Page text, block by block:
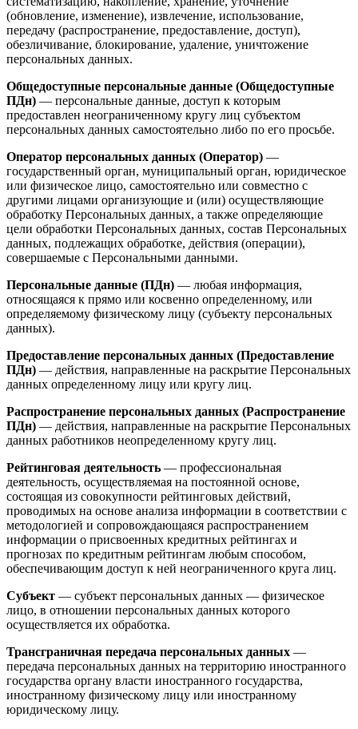
(обновление, изменение), извлечение, использование,
передачу (распространение, предоставление, доступ),
обезличивание, блокирование, удаление, уничтожение
персональных данных.
Общедоступные персональные данные (Общедоступные
ПДн) — персональные данные, доступ к которым
предоставлен неограниченному кругу лиц субъектом
персональных данных самостоятельно либо по его просьбе.
Оператор персональных данных (Оператор) —
государственный орган, муниципальный орган, юридическое
или физическое лицо, самостоятельно или совместно с
другими лицами организующие и (или) осуществляющие
обработку Персональных данных, а также определяющие
цели обработки Персональных данных, состав Персональных
данных, подлежащих обработке, действия (операции),
совершаемые с Персональными данными.
Персональные данные (ПДн) — любая информация,
относящаяся к прямо или косвенно определенному, или
определяемому физическому лицу (субъекту персональных
данных).
Предоставление персональных данных (Предоставление
ПДн) — действия, направленные на раскрытие Персональных
данных определенному лицу или кругу лиц.
Распространение персональных данных (Распространение
ПДн) — действия, направленные на раскрытие Персональных
данных работников неопределенному кругу лиц.
Рейтинговая деятельность — профессиональная
деятельность, осуществляемая на постоянной основе,
состоящая из совокупности рейтинговых действий,
проводимых на основе анализа информации в соответствии с
методологией и сопровождающаяся распространением
информации о присвоенных кредитных рейтингах и
прогнозах по кредитным рейтингам любым способом,
обеспечивающим доступ к ней неограниченного круга лиц.
Субъект — субъект персональных данных — физическое
лицо, в отношении персональных данных которого
осуществляется их обработка.
Трансграничная передача персональных данных —
передача персональных данных на территорию иностранного
государства органу власти иностранного государства,
иностранному физическому лицу или иностранному
юридическому лицу.